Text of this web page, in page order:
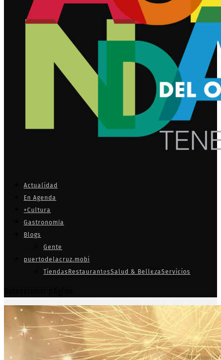
Actualidad
En Agenda
+Cultura
Gastronomía
Blogs
Gente
puertodelacruz.mobi
Tiendas RestaurantesSalud & BellezaServicios